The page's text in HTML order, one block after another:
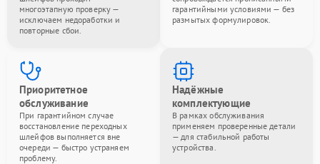
многоэтапную проверку —
исключаем недоработки и
повторные сбои.
гарантийными условиями — без
размытых формулировок.
Приоритетное
обслуживание
При гарантийном случае
восстановление переходных
шлейфов выполняется вне
очереди — быстро устраняем
проблему.
Надёжные
комплектующие
В рамках обслуживания
применяем проверенные детали
— для стабильной работы
устройства.